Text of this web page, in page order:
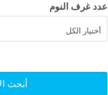
عدد غرف النوم